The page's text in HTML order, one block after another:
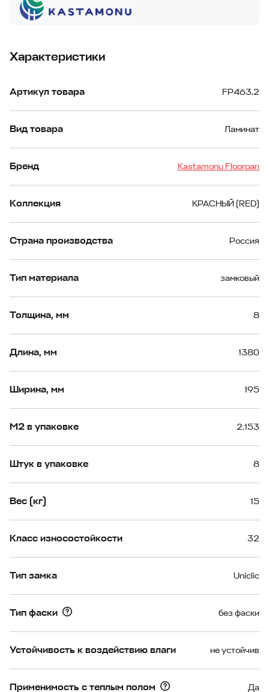
Характеристики
Артикул товара FP463.2
Вид товара Ламинат
Бренд Kastamonu Floorpan
Коллекция КРАСНЫЙ (RED)
Страна производства Россия
Тип материала замковый
Толщина, мм 8
Длина, мм 1380
Ширина, мм 195
М2 в упаковке 2.153
Штук в упаковке 8
Вес (кг) 15
Класс износостойкости 32
Тип замка Uniclic
Тип фаски без фаски
Устойчивость к воздействию влаги не устойчив
Применимость с теплым полом Да